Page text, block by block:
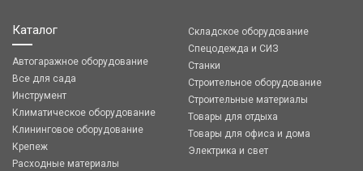
Каталог
Автогаражное оборудование
Все для сада
Инструмент
Климатическое оборудование
Клининговое оборудование
Крепеж
Расходные материалы
Складское оборудование
Спецодежда и СИЗ
Станки
Строительное оборудование
Строительные материалы
Товары для отдыха
Товары для офиса и дома
Электрика и свет